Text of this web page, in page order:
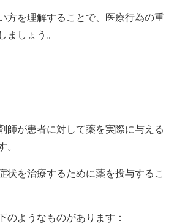
方を理解することで、医療行為の重
しょう。
師が患者に対して薬を実際に与える
状を治療するために薬を投与するこ
のようなものがあります：